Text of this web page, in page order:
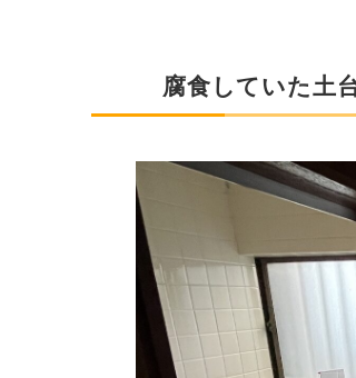
腐食していた土